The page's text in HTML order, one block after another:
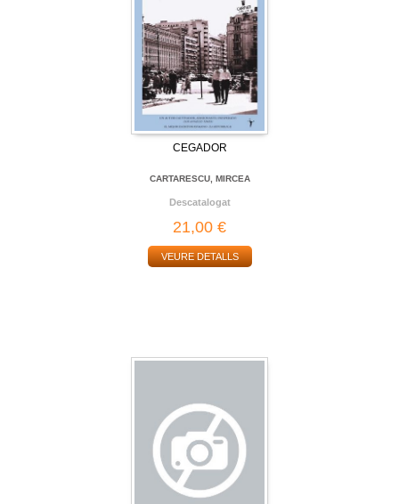
CEGADOR
CARTARESCU, MIRCEA
Descatalogat
21,00 €
VEURE DETALLS